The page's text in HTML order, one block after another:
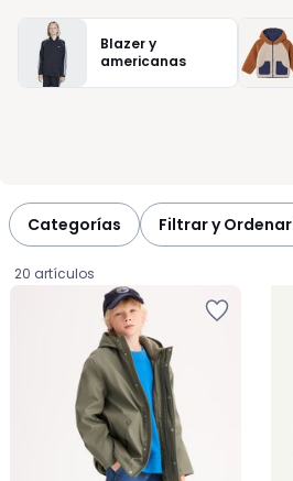
Blazer y
americanas
Categorías Filtrar y Ordenar
20 artículos